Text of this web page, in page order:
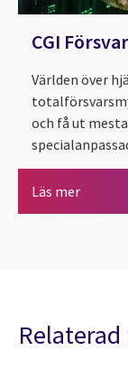
CGI Försvar
Världen över
och få ut
Läs merCGI